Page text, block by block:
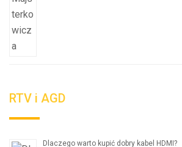
RTV i AGD
Dlaczego warto kupić dobry kabel HDMI?